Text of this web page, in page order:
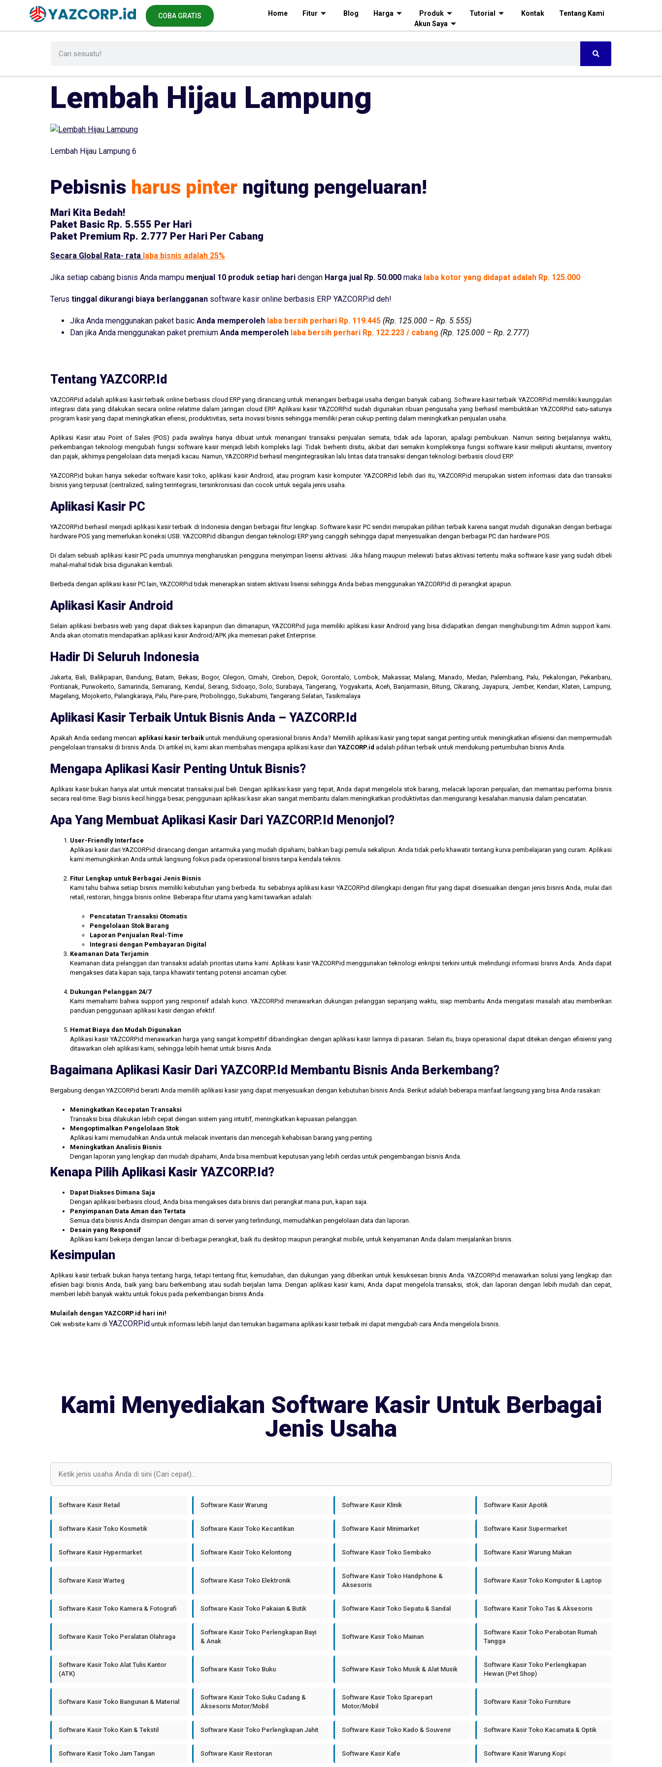
COBA GRATIS Home Fitur Blog Harga Produk Tutorial Kontak
Tentang Kami
Akun Saya
Lembah Hijau Lampung
Lembah Hijau Lampung 6
Pebisnis harus pinter ngitung pengeluaran!
Mari Kita Bedah!
Paket Basic Rp. 5.555 Per Hari
Paket Premium Rp. 2.777 Per Hari Per Cabang
Secara Global Rata- rata laba bisnis adalah 25%
Jika setiap cabang bisnis Anda mampu menjual 10 produk setiap hari dengan Harga jual Rp. 50.000 maka laba kotor yang didapat adalah Rp. 125.000
Terus tinggal dikurangi biaya berlangganan software kasir online berbasis ERP YAZCORP.id deh!
Jika Anda menggunakan paket basic Anda memperoleh laba bersih perhari Rp. 119.445 (Rp. 125.000 – Rp. 5.555)
Dan jika Anda menggunakan paket premium Anda memperoleh laba bersih perhari Rp. 122.223 / cabang (Rp. 125.000 – Rp. 2.777)
Tentang YAZCORP.id
YAZCORP.id adalah aplikasi kasir terbaik online berbasis cloud ERP yang dirancang untuk menangani berbagai usaha dengan banyak cabang. Software kasir terbaik YAZCORP.id memiliki keunggulan
integrasi data yang dilakukan secara online relatime dalam jaringan cloud ERP. Aplikasi kasir YAZCORP.id sudah digunakan ribuan pengusaha yang berhasil membuktikan YAZCORP.id satu-satunya
program kasir yang dapat meningkatkan efiensi, produktivitas, serta inovasi bisnis sehingga memiliki peran cukup penting dalam meningkatkan penjualan usaha.
Aplikasi Kasir atau Point of Sales (POS) pada awalnya hanya dibuat untuk menangani transaksi penjualan semata, tidak ada laporan, apalagi pembukuan. Namun seiring berjalannya waktu,
perkembangan teknologi mengubah fungsi software kasir menjadi lebih kompleks lagi. Tidak berhenti disitu, akibat dari semakin kompleksnya fungsi software kasir meliputi akuntansi, inventory
dan pajak, akhirnya pengelolaan data menjadi kacau. Namun, YAZCORP.id berhasil mengintegrasikan lalu lintas data transaksi dengan teknologi berbasis cloud ERP.
YAZCORP.id bukan hanya sekedar software kasir toko, aplikasi kasir Android, atau program kasir komputer. YAZCORP.id lebih dari itu, YAZCORP.id merupakan sistem informasi data dan transaksi
bisnis yang terpusat (centralized, saling terintegrasi, tersinkronisasi dan cocok untuk segala jenis usaha.
Aplikasi Kasir PC
YAZCORP.id berhasil menjadi aplikasi kasir terbaik di Indonesia dengan berbagai fitur lengkap. Software kasir PC sendiri merupakan pilihan terbaik karena sangat mudah digunakan dengan berbagai
hardware POS yang memerlukan koneksi USB. YAZCORP.id dibangun dengan teknologi ERP yang canggih sehingga dapat menyesuaikan dengan berbagai PC dan hardware POS.
Di dalam sebuah aplikasi kasir PC pada umumnya mengharuskan pengguna menyimpan lisensi aktivasi. Jika hilang maupun melewati batas aktivasi tertentu maka software kasir yang sudah dibeli
mahal-mahal tidak bisa digunakan kembali.
Berbeda dengan aplikasi kasir PC lain, YAZCORP.id tidak menerapkan sistem aktivasi lisensi sehingga Anda bebas menggunakan YAZCORP.id di perangkat apapun.
Aplikasi Kasir Android
Selain aplikasi berbasis web yang dapat diakses kapanpun dan dimanapun, YAZCORP.id juga memiliki aplikasi kasir Android yang bisa didapatkan dengan menghubungi tim Admin support kami.
Anda akan otomatis mendapatkan aplikasi kasir Android/APK jika memesan paket Enterprise.
Hadir Di Seluruh Indonesia
Jakarta, Bali, Balikpapan, Bandung, Batam, Bekasi, Bogor, Cilegon, Cimahi, Cirebon, Depok, Gorontalo, Lombok, Makassar, Malang, Manado, Medan, Palembang, Palu, Pekalongan, Pekanbaru,
Pontianak, Purwokerto, Samarinda, Semarang, Kendal, Serang, Sidoarjo, Solo, Surabaya, Tangerang, Yogyakarta, Aceh, Banjarmasin, Bitung, Cikarang, Jayapura, Jember, Kendari, Klaten, Lampung,
Magelang, Mojokerto, Palangkaraya, Palu, Pare-pare, Probolinggo, Sukabumi, Tangerang Selatan, Tasikmalaya
Aplikasi Kasir Terbaik Untuk Bisnis Anda – YAZCORP.id
Apakah Anda sedang mencari aplikasi kasir terbaikuntuk mendukung operasional bisnis Anda? Memilih aplikasi kasir yang tepat sangat penting untuk meningkatkan efisiensi dan mempermudah
pengelolaan transaksi di bisnis Anda. Di artikel ini, kami akan membahas mengapa aplikasi kasir dari YAZCORP.id adalah pilihan terbaik untuk mendukung pertumbuhan bisnis Anda.
Mengapa Aplikasi Kasir Penting Untuk Bisnis?
Aplikasi kasir bukan hanya alat untuk mencatat transaksi jual beli. Dengan aplikasi kasir yang tepat, Anda dapat mengelola stok barang, melacak laporan penjualan, dan memantau performa bisnis
secara real-time. Bagi bisnis kecil hingga besar, penggunaan aplikasi kasir akan sangat membantu dalam meningkatkan produktivitas dan mengurangi kesalahan manusia dalam pencatatan.
Apa Yang Membuat Aplikasi Kasir Dari YAZCORP.id Menonjol?
User-Friendly Interface
Aplikasi kasir dari YAZCORP.id dirancang dengan antarmuka yang mudah dipahami, bahkan bagi pemula sekalipun. Anda tidak perlu khawatir tentang kurva pembelajaran yang curam. Aplikasi
kami memungkinkan Anda untuk langsung fokus pada operasional bisnis tanpa kendala teknis.
Fitur Lengkap untuk Berbagai Jenis Bisnis
Kami tahu bahwa setiap bisnis memiliki kebutuhan yang berbeda. Itu sebabnya aplikasi kasir YAZCORP.id dilengkapi dengan fitur yang dapat disesuaikan dengan jenis bisnis Anda, mulai dari
retail, restoran, hingga bisnis online. Beberapa fitur utama yang kami tawarkan adalah:
Pencatatan Transaksi Otomatis
Pengelolaan Stok Barang
Laporan Penjualan Real-Time
Integrasi dengan Pembayaran Digital
Keamanan Data Terjamin
Keamanan data pelanggan dan transaksi adalah prioritas utama kami. Aplikasi kasir YAZCORP.id menggunakan teknologi enkripsi terkini untuk melindungi informasi bisnis Anda. Anda dapat
mengakses data kapan saja, tanpa khawatir tentang potensi ancaman cyber.
Dukungan Pelanggan 24/7
Kami memahami bahwa support yang responsif adalah kunci. YAZCORP.id menawarkan dukungan pelanggan sepanjang waktu, siap membantu Anda mengatasi masalah atau memberikan
panduan penggunaan aplikasi kasir dengan efektif.
Hemat Biaya dan Mudah Digunakan
Aplikasi kasir YAZCORP.id menawarkan harga yang sangat kompetitif dibandingkan dengan aplikasi kasir lainnya di pasaran. Selain itu, biaya operasional dapat ditekan dengan efisiensi yang
ditawarkan oleh aplikasi kami, sehingga lebih hemat untuk bisnis Anda.
Bagaimana Aplikasi Kasir Dari YAZCORP.id Membantu Bisnis Anda Berkembang?
Bergabung dengan YAZCORP.id berarti Anda memilih aplikasi kasir yang dapat menyesuaikan dengan kebutuhan bisnis Anda. Berikut adalah beberapa manfaat langsung yang bisa Anda rasakan:
Meningkatkan Kecepatan Transaksi
Transaksi bisa dilakukan lebih cepat dengan sistem yang intuitif, meningkatkan kepuasan pelanggan.
Mengoptimalkan Pengelolaan Stok
Aplikasi kami memudahkan Anda untuk melacak inventaris dan mencegah kehabisan barang yang penting.
Meningkatkan Analisis Bisnis
Dengan laporan yang lengkap dan mudah dipahami, Anda bisa membuat keputusan yang lebih cerdas untuk pengembangan bisnis Anda.
Kenapa Pilih Aplikasi Kasir YAZCORP.id?
Dapat Diakses Dimana Saja
Dengan aplikasi berbasis cloud, Anda bisa mengakses data bisnis dari perangkat mana pun, kapan saja.
Penyimpanan Data Aman dan Tertata
Semua data bisnis Anda disimpan dengan aman di server yang terlindungi, memudahkan pengelolaan data dan laporan.
Desain yang Responsif
Aplikasi kami bekerja dengan lancar di berbagai perangkat, baik itu desktop maupun perangkat mobile, untuk kenyamanan Anda dalam menjalankan bisnis.
Kesimpulan
Aplikasi kasir terbaik bukan hanya tentang harga, tetapi tentang fitur, kemudahan, dan dukungan yang diberikan untuk kesuksesan bisnis Anda. YAZCORP.id menawarkan solusi yang lengkap dan
efisien bagi bisnis Anda, baik yang baru berkembang atau sudah berjalan lama. Dengan aplikasi kasir kami, Anda dapat mengelola transaksi, stok, dan laporan dengan lebih mudah dan cepat,
memberi lebih banyak waktu untuk fokus pada perkembangan bisnis Anda.
Mulailah dengan YAZCORP.id hari ini!
Cek website kami di YAZCORP.id untuk informasi lebih lanjut dan temukan bagaimana aplikasi kasir terbaik ini dapat mengubah cara Anda mengelola bisnis.
Kami Menyediakan Software Kasir Untuk Berbagai
Jenis Usaha
Software Kasir Retail Software Kasir Warung Software Kasir Klinik Software Kasir Apotik
Software Kasir Toko Kosmetik Software Kasir Toko Kecantikan Software Kasir Minimarket Software Kasir Supermarket
Software Kasir Hypermarket Software Kasir Toko Kelontong Software Kasir Toko Sembako Software Kasir Warung Makan
Software Kasir Warteg Software Kasir Toko Elektronik
Software Kasir Toko Handphone &
Aksesoris
Software Kasir Toko Komputer & Laptop
Software Kasir Toko Kamera & Fotografi Software Kasir Toko Pakaian & Butik Software Kasir Toko Sepatu & Sandal Software Kasir Toko Tas & Aksesoris
Software Kasir Toko Peralatan Olahraga
Software Kasir Toko Perlengkapan Bayi
& Anak
Software Kasir Toko Mainan
Software Kasir Toko Perabotan Rumah
Tangga
Software Kasir Toko Alat Tulis Kantor
(ATK)
Software Kasir Toko Buku Software Kasir Toko Musik & Alat Musik
Software Kasir Toko Perlengkapan
Hewan (Pet Shop)
Software Kasir Toko Bangunan & Material
Software Kasir Toko Suku Cadang &
Aksesoris Motor/Mobil
Software Kasir Toko Sparepart
Motor/Mobil
Software Kasir Toko Furniture
Software Kasir Toko Kain & Tekstil Software Kasir Toko Perlengkapan Jahit Software Kasir Toko Kado & Souvenir Software Kasir Toko Kacamata & Optik
Software Kasir Toko Jam Tangan Software Kasir Restoran Software Kasir Kafe Software Kasir Warung Kopi